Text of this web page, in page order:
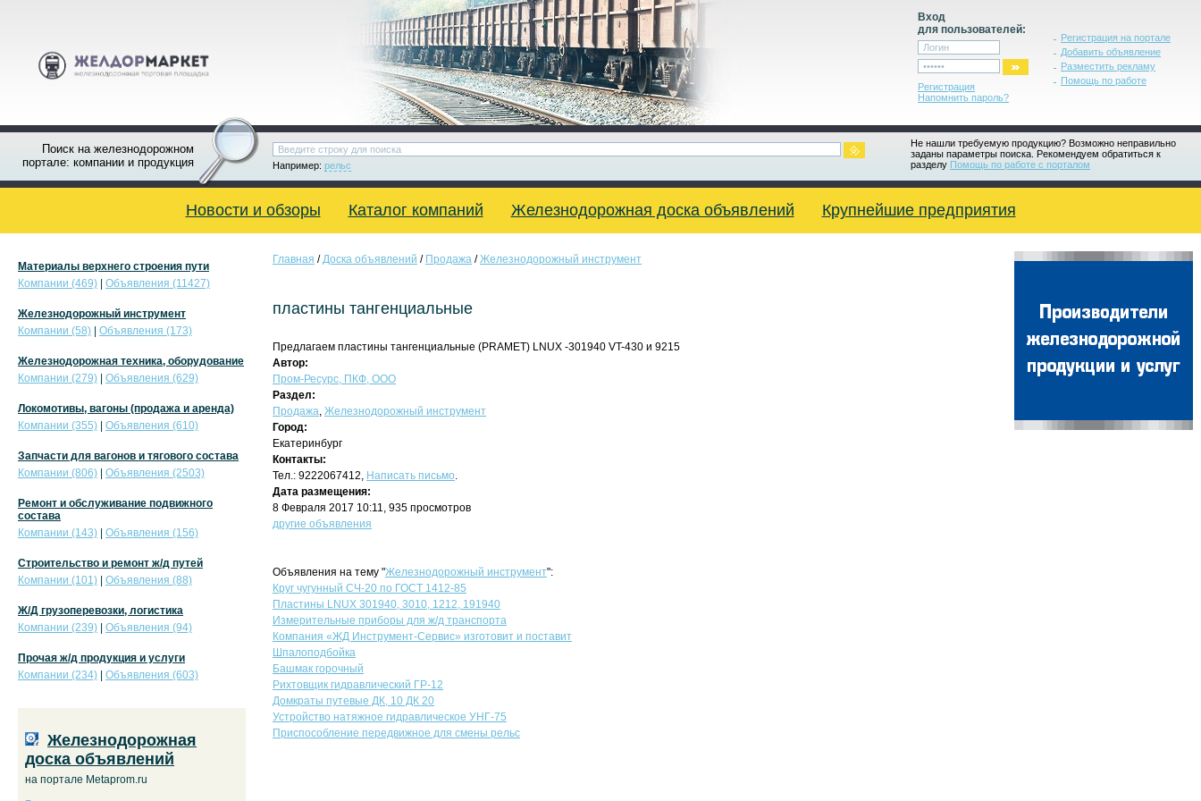
Вход
для пользователей:
Регистрация
Напомнить пароль?
Регистрация на портале
Добавить объявление
Разместить рекламу
Помощь по работе
Поиск на железнодорожном
портале: компании и продукция
Не нашли требуемую продукцию? Возможно неправильно
заданы параметры поиска. Рекомендуем обратиться к
разделу Помощь по работе с порталом
Например: рельс
Новости и обзоры Каталог компаний Железнодорожная доска объявлений Крупнейшие предприятия
Главная /Доска объявлений / Продажа /Железнодорожный инструмент
пластины тангенциальные
Предлагаем пластины тангенциальные (PRAMET) LNUX -301940 VT-430 и 9215
Автор:
Пром-Ресурс, ПКФ, ООО
Раздел:
Продажа, Железнодорожный инструмент
Город:
Екатеринбург
Контакты:
Тел.: 9222067412, Написать письмо.
Дата размещения:
8 Февраля 2017 10:11, 935 просмотров
другие объявления
Объявления на тему "Железнодорожный инструмент":
Круг чугунный СЧ-20 по ГОСТ 1412-85
Пластины LNUX 301940, 3010, 1212, 191940
Измерительные приборы для ж/д транспорта
Компания «ЖД Инструмент-Сервис» изготовит и поставит
Шпалоподбойка
Башмак горочный
Рихтовщик гидравлический ГР-12
Домкраты путевые ДК, 10 ДК 20
Устройство натяжное гидравлическое УНГ-75
Приспособление передвижное для смены рельс
Материалы верхнего строения пути
Компании (469)
Объявления (11427)
Железнодорожный инструмент
Компании (58)
Объявления (173)
Железнодорожная техника, оборудование
Компании (279)
Объявления (629)
Локомотивы, вагоны (продажа и аренда)
Компании (355)
Объявления (610)
Запчасти для вагонов и тягового состава
Компании (806)
Объявления (2503)
Ремонт и обслуживание подвижного
состава
Компании (143)
Объявления (156)
Строительство и ремонт ж/д путей
Компании (101)
Объявления (88)
Ж/Д грузоперевозки, логистика
Компании (239)
Объявления (94)
Прочая ж/д продукция и услуги
Компании (234)
Объявления (603)
Железнодорожная
доска объявлений
на портале Metaprom.ru